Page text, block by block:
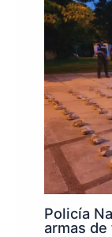
Policía
armas